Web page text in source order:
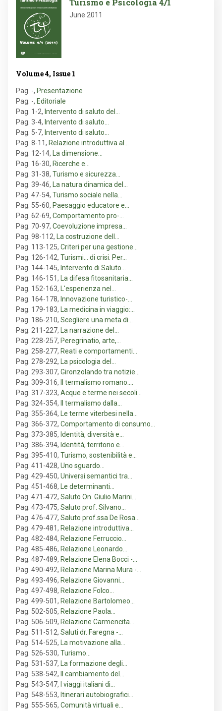
Turismo e Psicologia 4/1
June 2011
Volume 4, Issue 1
Pag. -, Presentazione
Pag. -, Editoriale
Pag. 1-2, Intervento di saluto del…
Pag. 3-4, Intervento di saluto…
Pag. 5-7, Intervento di saluto…
Pag. 8-11, Relazione introduttiva al…
Pag. 12-14,
La dimensione…
Pag. 16-30, Ricerche e…
Pag. 31-38, Turismo e sicurezza…
Pag. 39-46,
La natura dinamica del…
Pag. 47-54, Turismo sociale nella…
Pag. 55-60, Paesaggio educatore e…
Pag. 62-69, Comportamento pro-…
Pag. 70-97, Coevoluzione impresa…
Pag. 98-112,
La costruzione dell…
Pag. 113-125, Criteri per una gestione…
Pag. 126-142, Turismi... di crisi. Per…
Pag. 144-145, Intervento di Saluto…
Pag. 146-151,
La difesa fitosanitaria…
Pag. 152-163,
L'esperienza nel…
Pag. 164-178, Innovazione turistico-…
Pag. 179-183,
La medicina in viaggio:…
Pag. 186-210, Scegliere una meta di…
Pag. 211-227,
La narrazione del…
Pag. 228-257, Peregrinatio, arte,…
Pag. 258-277, Reati e comportamenti…
Pag. 278-292,
La psicologia del…
Pag. 293-307, Gironzolando tra notizie…
Pag. 309-316,
Il termalismo romano:…
Pag. 317-323, Acque e terme nei secoli…
Pag. 324-354,
Il termalismo dalla…
Pag. 355-364,
Le terme viterbesi nella…
Pag. 366-372, Comportamento di consumo…
Pag. 373-385, Identità, diversità e…
Pag. 386-394, Identità, territorio e…
Pag. 395-410, Turismo, sostenibilità e…
Pag. 411-428, Uno sguardo…
Pag. 429-450, Universi semantici tra…
Pag. 451-468,
Le determinanti…
Pag. 471-472, Saluto On. Giulio Marini…
Pag. 473-475, Saluto prof. Silvano…
Pag. 476-477, Saluto prof.ssa De Rosa…
Pag. 479-481, Relazione introduttiva…
Pag. 482-484, Relazione Ferruccio…
Pag. 485-486, Relazione Leonardo…
Pag. 487-489, Relazione Elena Bocci -…
Pag. 490-492, Relazione Marina Mura -…
Pag. 493-496, Relazione Giovanni…
Pag. 497-498, Relazione Folco…
Pag. 499-501, Relazione Bartolomeo…
Pag. 502-505, Relazione Paola…
Pag. 506-509, Relazione Carmencita…
Pag. 511-512, Saluti dr. Faregna -…
Pag. 514-525,
La motivazione alla…
Pag. 526-530, Turismo…
Pag. 531-537,
La formazione degli…
Pag. 538-542,
Il cambiamento del…
Pag. 543-547,
I viaggi italiani di…
Pag. 548-553, Itinerari autobiografici…
Pag. 555-565, Comunità virtuali e…